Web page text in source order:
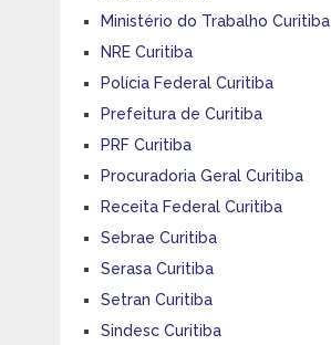
Ministério do Trabalho Curitiba
NRE Curitiba
Polícia Federal Curitiba
Prefeitura de Curitiba
PRF Curitiba
Procuradoria Geral Curitiba
Receita Federal Curitiba
Sebrae Curitiba
Serasa Curitiba
Setran Curitiba
Sindesc Curitiba